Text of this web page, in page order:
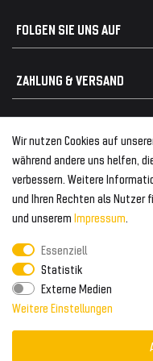
Wir nutzen Cookies auf
während andere uns helfen,
verbessern. Weitere
und Ihren Rechten als Nutzer
und unserem Impressum.
Essenziell
Statistik
Externe Medien
Weitere Einstellungen
Kühlergrill
Rückleuchten
FOLGEN SIE UNS AUF
ZAHLUNG & VERSAND
Zahlungsanbieter
Versand & Zahlung
WELTWEITER VERSAND
© 2026 Tuning Fanatics